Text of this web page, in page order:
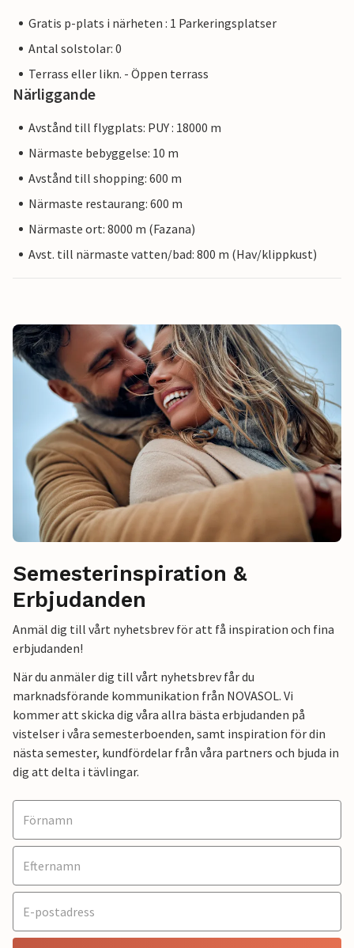
Gratis p-plats i närheten : 1 Parkeringsplatser
Antal solstolar: 0
Terrass eller likn. - Öppen terrass
Närliggande
Avstånd till flygplats: PUY : 18000 m
Närmaste bebyggelse: 10 m
Avstånd till shopping: 600 m
Närmaste restaurang: 600 m
Närmaste ort: 8000 m (Fazana)
Avst. till närmaste vatten/bad: 800 m (Hav/klippkust)
Semesterinspiration &
Erbjudanden
Anmäl dig till vårt nyhetsbrev för att få inspiration och fina
erbjudanden!
När du anmäler dig till vårt nyhetsbrev får du
marknadsförande kommunikation från NOVASOL. Vi
kommer att skicka dig våra allra bästa erbjudanden på
vistelser i våra semesterboenden, samt inspiration för din
nästa semester, kundfördelar från våra partners och bjuda in
dig att delta i tävlingar.